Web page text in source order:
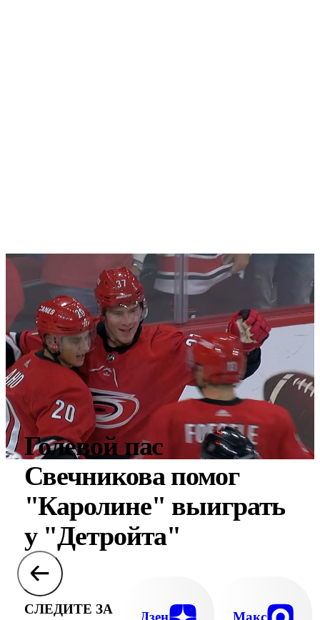
Голевой пас
Свечникова помог
"Каролине" выиграть
у "Детройта"
СЛЕДИТЕ ЗА
Дзен Макс